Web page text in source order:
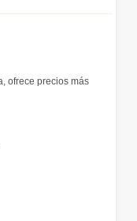
ofrece precios más